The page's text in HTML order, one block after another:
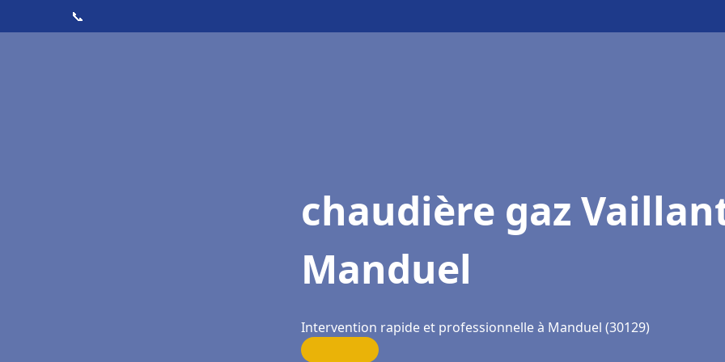
📞
chaudière gaz
Manduel
Intervention rapide et professionnelle à Manduel (30129)